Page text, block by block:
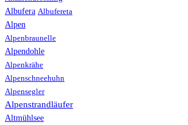
Albufera Albufereta
Alpen
Alpenbraunelle
Alpendohle
Alpenkrähe
Alpenschneehuhn
Alpensegler
Alpenstrandläufer
Altmühlsee